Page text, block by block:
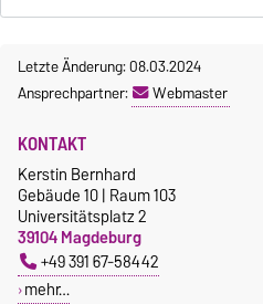
Letzte Änderung: 08.03.2024
Ansprechpartner:
Webmaster
KONTAKT
Kerstin Bernhard
Gebäude 10 | Raum 103
Universitätsplatz 2
39104 Magdeburg
+49 391 67-58442
mehr…